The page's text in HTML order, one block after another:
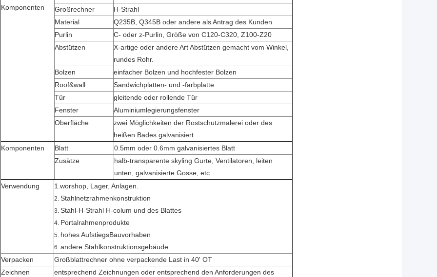
Komponenten
Großrechner
H-Strahl
Material
Q235B, Q345B oder andere als Antrag des Kunden
Purlin
C- oder z-Purlin, Größe von C120-C320, Z100-Z20
Abstützen
X-artige oder andere Art Abstützen gemacht vom Winkel,
rundes Rohr.
Bolzen
einfacher Bolzen und hochfester Bolzen
Roof&wall
Sandwichplatten- und -farbplatte
Tür
gleitende oder rollende Tür
Fenster
Aluminiumlegierungsfenster
Oberfläche
zwei Möglichkeiten der Rostschutzmalerei oder des
heißen Bades galvanisiert
Komponenten
Blatt
0.5mm oder 0.6mm galvanisiertes Blatt
Zusätze
halb-transparente skyling Gurte, Ventilatoren, leiten
unten, galvanisierte Gosse, etc.
Verwendung
1.worshop, Lager, Anlagen.
2. Stahlnetzrahmenkonstruktion
3. Stahl-H-Strahl H-colum und des Blattes
4. Portalrahmenprodukte
5. hohes AufstiegsBauvorhaben
6. andere Stahlkonstruktionsgebäude.
Verpacken
Großblattrechner ohne verpackende Last in 40' OT
Zeichnen
entsprechend Zeichnungen oder entsprechend den Anforderungen des